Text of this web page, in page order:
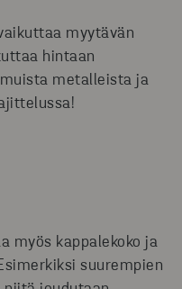
myytävän
hintaan
metalleista ja
myös kappalekoko ja
suurempien